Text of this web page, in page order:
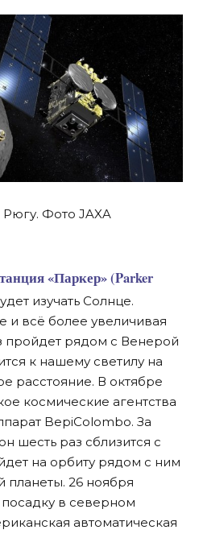
Рюгу. Фото JAXA
изучать Солнце.
и всё более увеличивая
пройдет рядом с Венерой
к нашему светилу на
расстояние. В октябре
космические агентства
BepiColombo. За
шесть раз сблизится с
на орбиту рядом с ним
планеты. 26 ноября
в северном
автоматическая